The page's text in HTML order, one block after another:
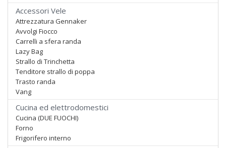
Accessori Vele
Attrezzatura Gennaker
Avvolgi Fiocco
Carrelli a sfera randa
Lazy Bag
Strallo di Trinchetta
Tenditore strallo di poppa
Trasto randa
Vang
Cucina ed elettrodomestici
Cucina (DUE FUOCHI)
Forno
Frigorifero interno